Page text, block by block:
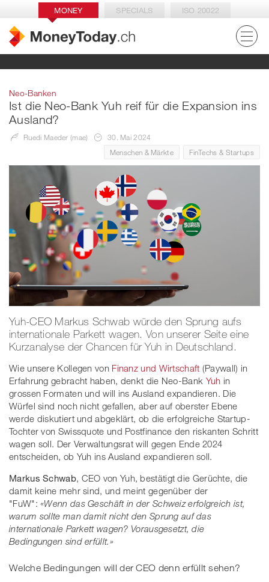
MONEY SPECIALS ISO 20022
Neo-Banken
Ist die Neo-Bank Yuh reif für die Expansion ins
Ausland?
Ruedi Maeder (mae)
30. Mai 2024
Menschen & Märkte
FinTechs & Startups
Yuh-CEO Markus Schwab würde den Sprung aufs
internationale Parkett wagen. Von unserer Seite eine
Kurzanalyse der Chancen für Yuh in Deutschland.
Wie unsere Kollegen von Finanz und Wirtschaft (Paywall) in
Erfahrung gebracht haben, denkt die Neo-Bank Yuh in
grossen Formaten und will ins Ausland expandieren. Die
Würfel sind noch nicht gefallen, aber auf oberster Ebene
werde diskutiert und abgeklärt, ob die erfolgreiche Startup-
Tochter von Swissquote und Postfinance den riskanten Schritt
wagen soll. Der Verwaltungsrat will gegen Ende 2024
entscheiden, ob Yuh ins Ausland expandieren soll.
Markus Schwab, CEO von Yuh, bestätigt die Gerüchte, die
damit keine mehr sind, und meint gegenüber der
"FuW":«Wenn das Geschäft in der Schweiz erfolgreich ist,
warum sollte man damit nicht den Sprung auf das
internationale Parkett wagen? Vorausgesetzt, die
Bedingungen sind erfüllt.»
Welche Bedingungen will der CEO denn erfüllt sehen?